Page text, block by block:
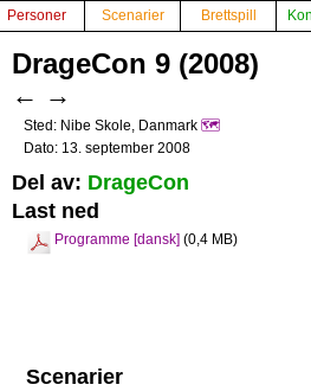
Personer Scenarier Brettspill
DrageCon 9 (2008)
← →
Sted: Nibe Skole, Danmark 🗺️
Dato: 13. september 2008
Del av: DrageCon
Last ned
Programme [dansk] (0,4 MB)
Scenarier